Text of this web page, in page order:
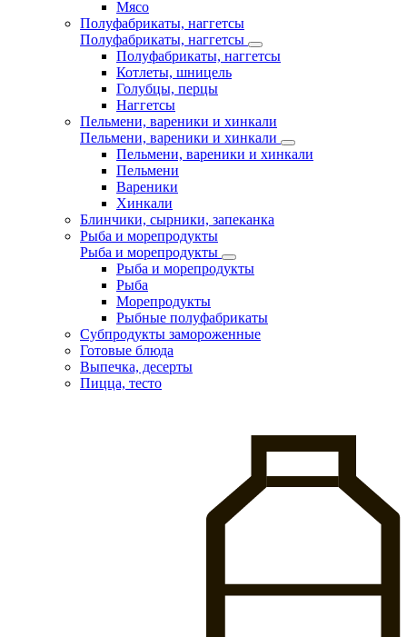
Мясо
Полуфабрикаты, наггетсы
Полуфабрикаты, наггетсы
Полуфабрикаты, наггетсы
Котлеты, шницель
Голубцы, перцы
Наггетсы
Пельмени, вареники и хинкали
Пельмени, вареники и хинкали
Пельмени, вареники и хинкали
Пельмени
Вареники
Хинкали
Блинчики, сырники, запеканка
Рыба и морепродукты
Рыба и морепродукты
Рыба и морепродукты
Рыба
Морепродукты
Рыбные полуфабрикаты
Субпродукты замороженные
Готовые блюда
Выпечка, десерты
Пицца, тесто